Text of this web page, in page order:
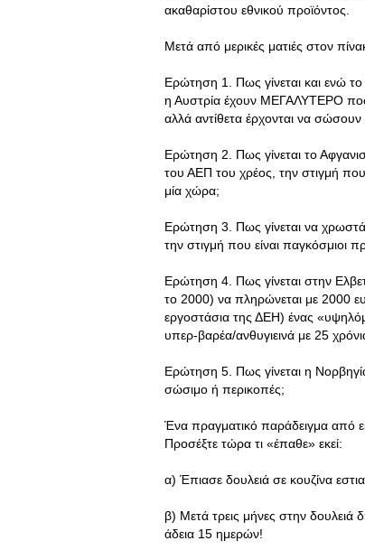
ακαθαρίστου εθνικού προϊόντος.
Μετά από μερικές ματιές στον
Ερώτηση 1. Πως γίνεται και ενώ το
η Αυστρία έχουν ΜΕΓΑΛΥΤΕΡΟ
αλλά αντίθετα έρχονται να σώσουν
Ερώτηση 2. Πως γίνεται το
του ΑΕΠ του χρέος, την στιγμή που
μία χώρα;
Ερώτηση 3. Πως γίνεται να
την στιγμή που είναι παγκόσμιοι
Ερώτηση 4. Πως γίνεται στην
το 2000) να πληρώνεται με 2000
εργοστάσια της ΔΕΗ) ένας
υπερ-βαρέα/ανθυγιεινά με 25
Ερώτηση 5. Πως γίνεται η
σώσιμο ή περικοπές;
Ένα πραγματικό παράδειγμα από
Προσέξτε τώρα τι «έπαθε» εκεί:
α) Έπιασε δουλειά σε κουζίνα
β) Μετά τρεις μήνες στην
άδεια 15 ημερών!